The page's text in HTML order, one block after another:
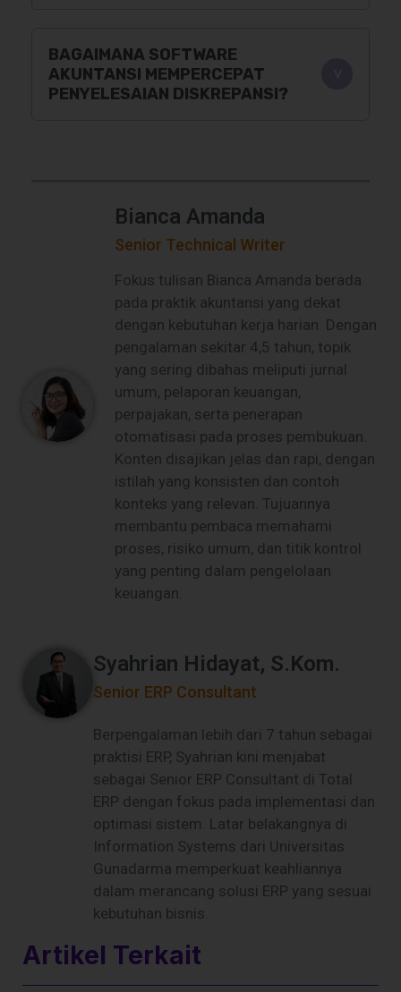
BAGAIMANA SOFTWARE
AKUNTANSI MEMPERCEPAT
PENYELESAIAN DISKREPANSI?
Bianca Amanda
Senior Technical Writer
Fokus tulisan Bianca Amanda berada
pada praktik akuntansi yang dekat
dengan kebutuhan kerja harian. Dengan
pengalaman sekitar 4,5 tahun, topik
yang sering dibahas meliputi jurnal
umum, pelaporan keuangan,
perpajakan, serta penerapan
otomatisasi pada proses pembukuan.
Konten disajikan jelas dan rapi, dengan
istilah yang konsisten dan contoh
konteks yang relevan. Tujuannya
membantu pembaca memahami
proses, risiko umum, dan titik kontrol
yang penting dalam pengelolaan
keuangan.
Syahrian Hidayat, S.Kom.
Senior ERP Consultant
Berpengalaman lebih dari 7 tahun sebagai
praktisi ERP, Syahrian kini menjabat
sebagai Senior ERP Consultant di Total
ERP dengan fokus pada implementasi dan
optimasi sistem. Latar belakangnya di
Information Systems dari Universitas
Gunadarma memperkuat keahliannya
dalam merancang solusi ERP yang sesuai
kebutuhan bisnis.
Artikel Terkait